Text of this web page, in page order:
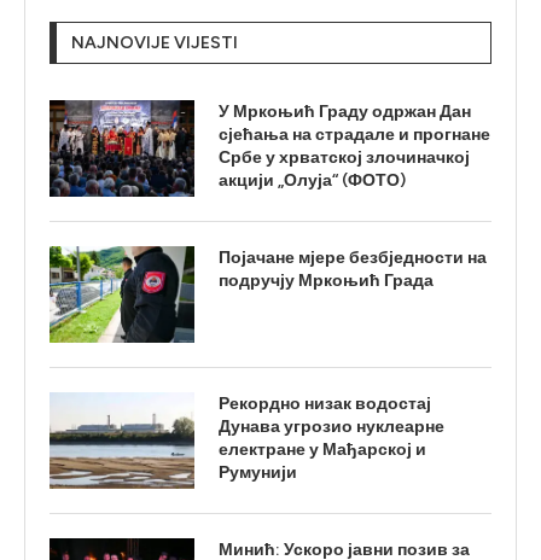
NAJNOVIJE VIJESTI
У Мркоњић Граду одржан Дан
сјећања на страдале и прогнане
Србе у хрватској злочиначкој
акцији „Олуја“ (ФОТО)
Појачане мјере безбједности на
подручју Мркоњић Града
Рекордно низак водостај
Дунава угрозио нуклеарне
електране у Мађарској и
Румунији
Минић: Ускоро јавни позив за